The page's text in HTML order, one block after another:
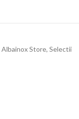
Albainox Store, Selectii